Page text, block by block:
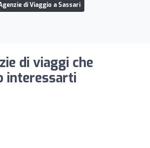
di Viaggio a Sassari
di viaggi che
interessarti